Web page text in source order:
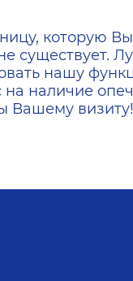
которую
существует.
нашу
наличие
Вашему визиту!